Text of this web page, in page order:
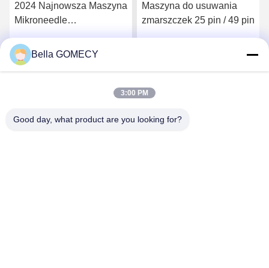
Maszyna do usuwania
zmarszczek 25 pin / 49 pin
Profesjonalny urządzenie
do mikronagul RF z
Bella GOMECY
3:00 PM
Good day, what product are you looking for?